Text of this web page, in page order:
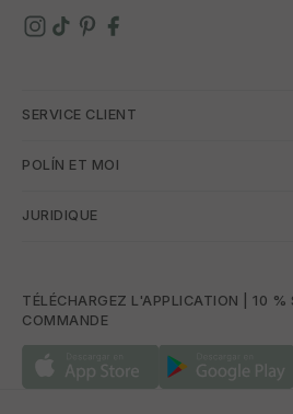
SERVICE CLIENT
POLÍN ET MOI
JURIDIQUE
TÉLÉCHARGEZ L'APPLICATION | 10 %
COMMANDE